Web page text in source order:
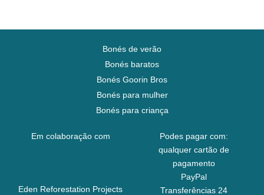
Bonés de verão
Bonés baratos
Bonés Goorin Bros
Bonés para mulher
Bonés para criança
Em colaboração com
Eden Reforestation Projects
Podes pagar com:
qualquer cartão de
pagamento
PayPal
Transferências 24